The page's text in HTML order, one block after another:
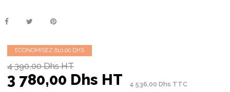
ECONOMISEZ 610,00 DHS
4 390,00 Dhs HT
3 780,00 Dhs HT 4 536,00 Dhs TTC